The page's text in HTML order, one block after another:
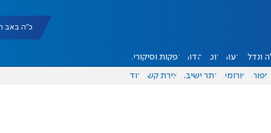
כ"ה באב תשפ"ו
ונדל"ן דעות אוכל יהדות הפקות וסיקורים
ספורט פורומים אתר ישיבה יצירת קשר עוד